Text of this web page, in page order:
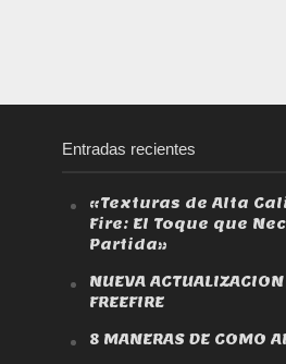
Entradas recientes
«Texturas de Alta
Fire: El Toque que
Partida»
NUEVA
FREEFIRE
8 MANERAS DE COMO